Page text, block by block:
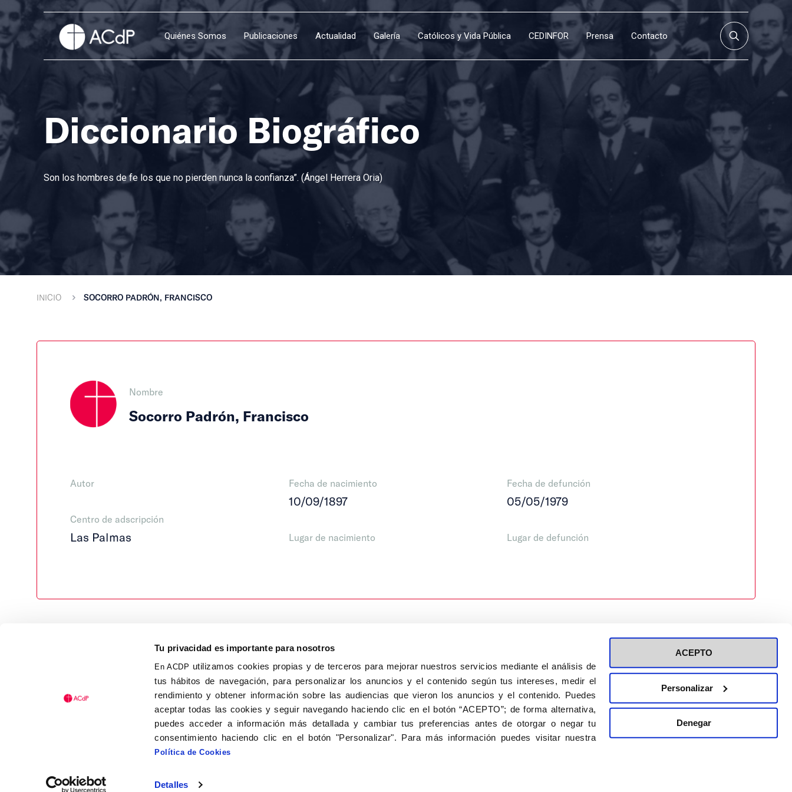
Tu privacidad es importante para nosotros
En ACDP utilizamos cookies propias y de terceros para mejorar nuestros servicios mediante el análisis de
tus hábitos de navegación, para personalizar los anuncios y el contenido según tus intereses, medir el
rendimiento y obtener información sobre las audiencias que vieron los anuncios y el contenido. Puedes
aceptar todas las cookies y seguir navegando haciendo clic en el botón “ACEPTO”; de forma alternativa,
puedes acceder a información más detallada y cambiar tus preferencias antes de otorgar o negar tu
consentimiento haciendo clic en el botón "Personalizar". Para más información puedes visitar nuestra
Política de Cookies
Detalles
ACEPTO
Personalizar
Denegar
Quiénes Somos Publicaciones Actualidad Galería Católicos y Vida Pública CEDINFOR Prensa Contacto
Diccionario Biográfico
Son los hombres de fe los que no pierden nunca la confianza”. (Ángel Herrera Oria)
INICIO SOCORRO PADRÓN, FRANCISCO
Nombre
Socorro Padrón, Francisco
Autor
Centro de adscripción
Las Palmas
Fecha de nacimiento
10/09/1897
Lugar de nacimiento
Fecha de defunción
05/05/1979
Lugar de defunción
Calle Isaac Peral, 58 C.P.: 28040, Madrid
Tel (+34) 91 456 63 27
Fax: (+34) 91 535 19 98
acdp@acdp.es
Aviso Legal Inscripción a eventos
Política de privacidad de RRSS
Política de cookies